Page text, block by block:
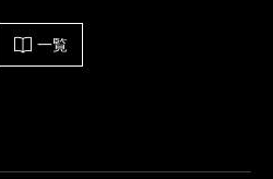
ほか、営業・装幀・宣伝の
コピーライターにも加わ
書ガイドにしようと考えま
谷崎潤一郎
一覧